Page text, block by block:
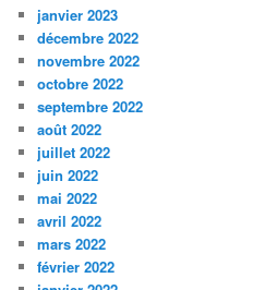
janvier 2023
décembre 2022
novembre 2022
octobre 2022
septembre 2022
août 2022
juillet 2022
juin 2022
mai 2022
avril 2022
mars 2022
février 2022